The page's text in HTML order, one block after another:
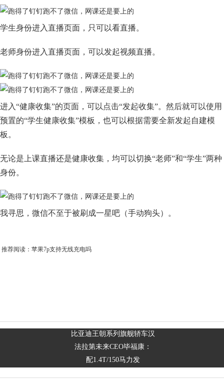
学生身份进入直播页面，只可以看直播。
老师身份进入直播页面，可以发起视频直播。
进入“健康收集”的页面，可以点击“发起收集”。然后就可以使用
预置的“学生健康收集”模板，也可以根据需要全新发起自建模
板。
无论是上课直播还是健康收集，均可以切换“老师”和“学生”两种
身份。
我寻思，微信不至于被刷成一星吧（手动狗头）。
推荐阅读： 苹果7p支持无线充电吗
比亚迪王朝系列旗舰轿车汉
法拉第未来CEO毕福康：
配1.4T/150马力发